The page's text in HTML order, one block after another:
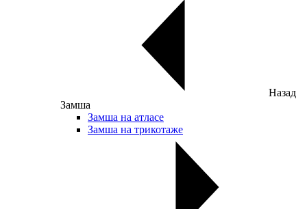
Назад
Замша
Замша на атласе
Замша на трикотаже